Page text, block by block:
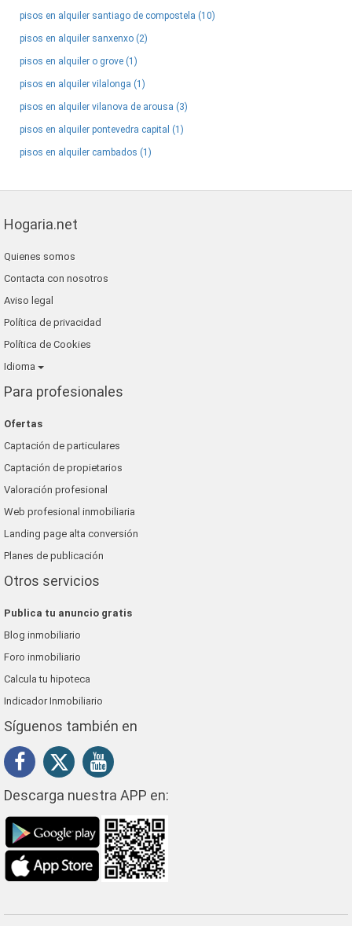
pisos en alquiler santiago de compostela (10)
pisos en alquiler sanxenxo (2)
pisos en alquiler o grove (1)
pisos en alquiler vilalonga (1)
pisos en alquiler vilanova de arousa (3)
pisos en alquiler pontevedra capital (1)
pisos en alquiler cambados (1)
Hogaria.net
Quienes somos
Contacta con nosotros
Aviso legal
Política de privacidad
Política de Cookies
Idioma
Para profesionales
Ofertas
Captación de particulares
Captación de propietarios
Valoración profesional
Web profesional inmobiliaria
Landing page alta conversión
Planes de publicación
Otros servicios
Publica tu anuncio gratis
Blog inmobiliario
Foro inmobiliario
Calcula tu hipoteca
Indicador Inmobiliario
Síguenos también en
Descarga nuestra APP en: